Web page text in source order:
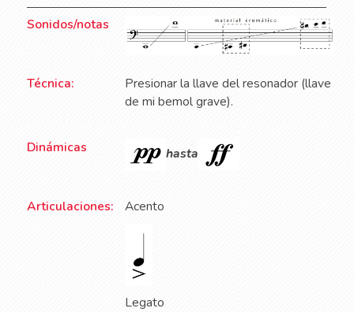
Sonidos/notas
Técnica:
Presionar la llave del resonador (llave
de mi bemol grave).
Dinámicas hasta
Articulaciones: Acento
Legato